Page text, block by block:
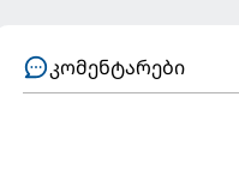
კომენტარები